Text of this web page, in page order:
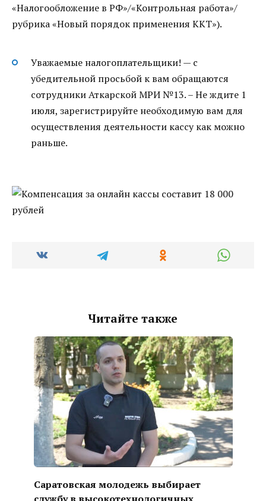
«Налогообложение в РФ»/«Контрольная работа»/
рубрика «Новый порядок применения ККТ»).
Уважаемые налогоплательщики! — с
убедительной просьбой к вам обращаются
сотрудники Аткарской МРИ №13. – Не ждите 1
июля, зарегистрируйте необходимую вам для
осуществления деятельности кассу как можно
раньше.
Читайте также
Саратовская молодежь выбирает
службу в высокотехнологичных